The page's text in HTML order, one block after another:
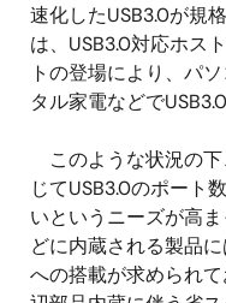
速化したUSB3.0が規
は、USB3.0対応ホス
トの登場により、パ
タル家電などで
このような状況の
じてUSB3.0のポート
いというニーズが高
どに内蔵される製品
への搭載が求められ